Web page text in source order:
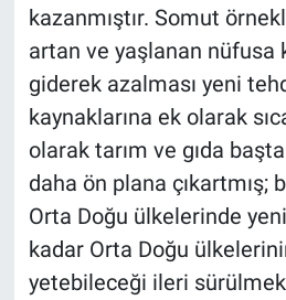
kazanmıştır. Somut
artan ve yaşlanan nüfusa
giderek azalması yeni
kaynaklarına ek olarak
olarak tarım ve gıda
daha ön plana
Orta Doğu ülkelerinde
kadar Orta Doğu
yetebileceği ileri